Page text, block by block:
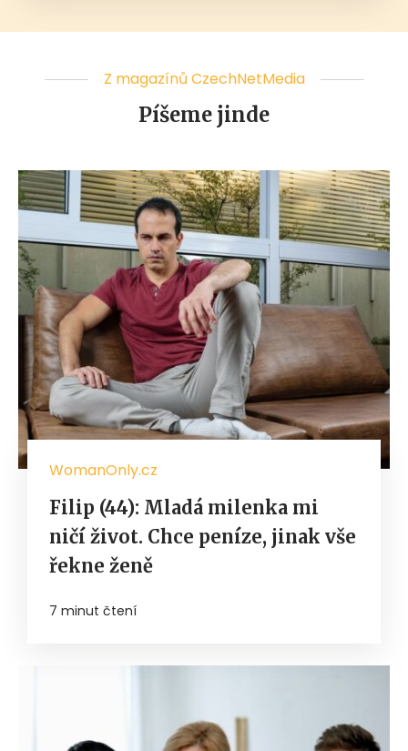
Z magazínů CzechNetMedia
Píšeme jinde
WomanOnly.cz
Filip (44): Mladá milenka mi
ničí život. Chce peníze, jinak vše
řekne ženě
7 minut čtení